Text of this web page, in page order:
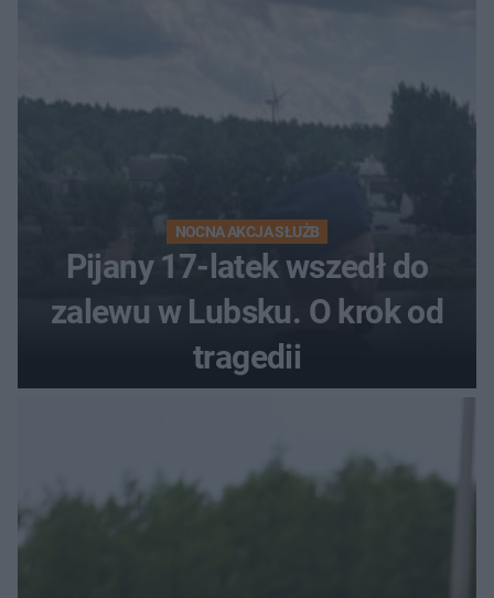
NOCNA AKCJA SŁUŻB
Pijany 17-latek wszedł do
zalewu w Lubsku. O krok od
tragedii